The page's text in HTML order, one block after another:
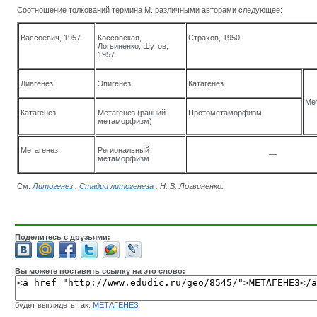
Соотношение толкований термина М. различными авторами следующее:
Вассоевич, 1957
Коссовская,
Логвиненко, Шутов,
1957
Страхов, 1950
Диагенез Эпигенез Катагенез
Катагенез
Метагенез (ранний
метаморфизм)
Протометаморфизм
Метагенез
Региональный
метаморфизм
—
См. Литогенез Стадии литогенеза . Н. В. Логвиненко
Поделитесь с друзьями:
Вы можете поставить ссылку на это слово:
будет выглядеть так: МЕТАГЕНЕЗ